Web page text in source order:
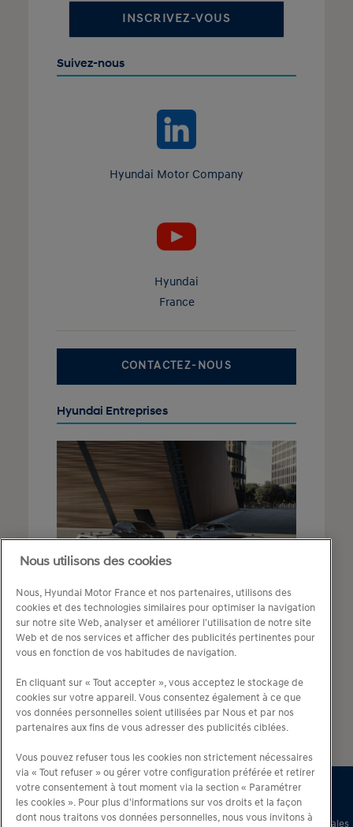
Suivez-nous
Hyundai Motor Company
Hyundai
France
CONTACTEZ-NOUS
Hyundai Entreprises
DÉCOUVREZ LA GAMME HYUNDAI
© 2026 Hyundai Motor France – Tous droits réservés –Conditions générales
Nous utilisons des cookies
Nous, Hyundai Motor France et nos partenaires, utilisons des
cookies et des technologies similaires pour optimiser la navigation
sur notre site Web, analyser et améliorer l'utilisation de notre site
Web et de nos services et afficher des publicités pertinentes pour
vous en fonction de vos habitudes de navigation.
En cliquant sur « Tout accepter », vous acceptez le stockage de
cookies sur votre appareil. Vous consentez également à ce que
vos données personnelles soient utilisées par Nous et par nos
partenaires aux fins de vous adresser des publicités ciblées.
Vous pouvez refuser tous les cookies non strictement nécessaires
via « Tout refuser » ou gérer votre configuration préférée et retirer
votre consentement à tout moment via la section « Paramétrer
les cookies ». Pour plus d'informations sur vos droits et la façon
dont nous traitons vos données personnelles, nous vous invitons à